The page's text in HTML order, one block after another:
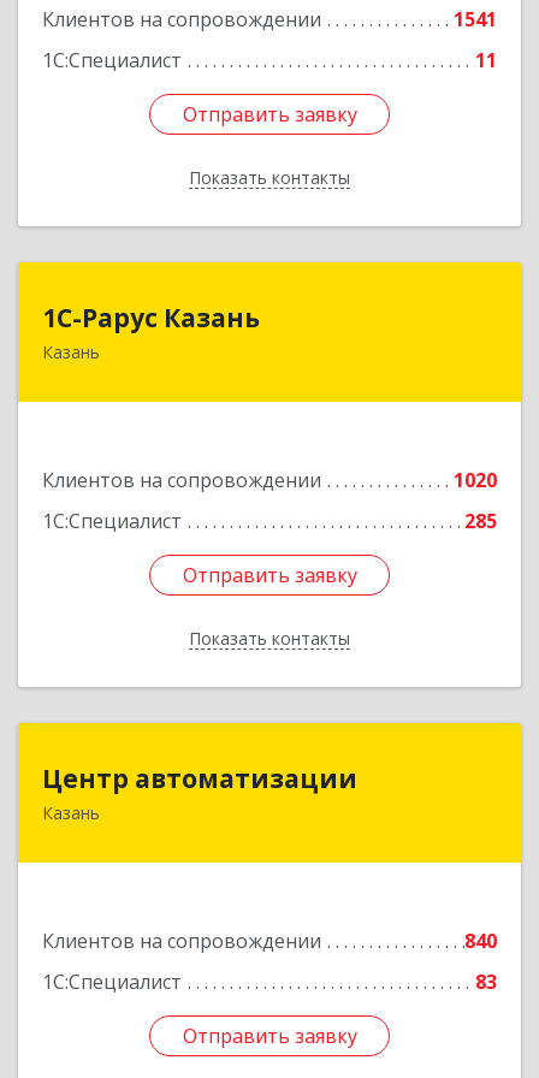
Клиентов на сопровождении
1541
1С:Специалист
11
Отправить заявку
Показать контакты
Подробнее
Отправить заявку
Назад
1С-Рарус Казань
Казань
Клиентов на сопровождении
1020
1С:Специалист
285
Отправить заявку
Показать контакты
420088, Татарстан Респ, Казань г, Победы пр-
Отправить заявку
Назад
Центр автоматизации
Казань
Клиентов на сопровождении
840
1С:Специалист
83
Отправить заявку
420133, Татарстан Респ, Казань г, Ямашева пр-
Отправить заявку